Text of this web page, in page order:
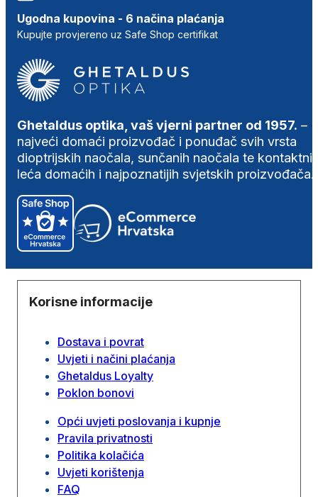
Ugodna kupovina - 6 načina plaćanja
Kupujte provjereno uz Safe Shop certifikat
Ghetaldus optika, vaš vjerni partner od 1957. –
najveći domaći proizvođač i ponuđač svih vrsta
dioptrijskih naočala, sunčanih naočala te
leća domaćih i najpoznatijih svjetskih proizvođača.
Korisne informacije
Dostava i povrat
Uvjeti i načini plaćanja
Ghetaldus Loyalty
Poklon bonovi
Opći uvjeti poslovanja i kupnje
Pravila privatnosti
Politika kolačića
Uvjeti korištenja
FAQ